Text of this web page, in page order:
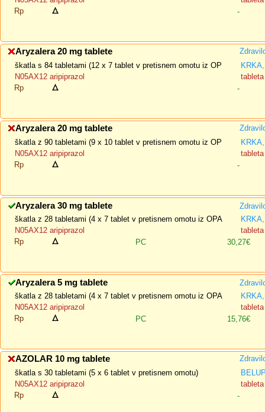
Rp
-
Aryzalera 20 mg tablete
škatla s 84 tabletami (12 x 7 tablet v pretisnem omotu iz OP
N05AX12 aripiprazol
tableta
Rp
-
Aryzalera 20 mg tablete
škatla z 90 tabletami (9 x 10 tablet v pretisnem omotu iz OP
N05AX12 aripiprazol
tableta
Rp
-
Aryzalera 30 mg tablete
škatla z 28 tabletami (4 x 7 tablet v pretisnem omotu iz OPA
N05AX12 aripiprazol
tableta
Rp
PC 30,27€
Aryzalera 5 mg tablete
škatla z 28 tabletami (4 x 7 tablet v pretisnem omotu iz OPA
N05AX12 aripiprazol
tableta
Rp
PC 15,76€
AZOLAR 10 mg tablete
škatla s 30 tabletami (5 x 6 tablet v pretisnem omotu)
N05AX12 aripiprazol
tableta
Rp
-